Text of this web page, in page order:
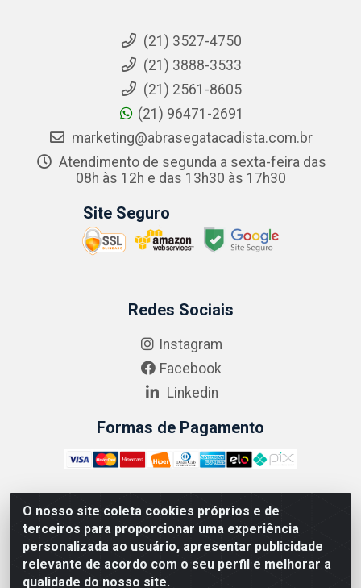
O nosso site coleta cookies próprios e de
terceiros para proporcionar uma experiência
personalizada ao usuário, apresentar publicidade
relevante de acordo com o seu perfil e melhorar a
qualidade do nosso site.
(21) 3527-4750
(21) 3888-3533
(21) 2561-8605
(21) 96471-2691
marketing@abrasegatacadista.com.br
Atendimento de segunda a sexta-feira das
08h às 12h e das 13h30 às 17h30
Site Seguro
Redes Sociais
Instagram
Facebook
Linkedin
Formas de Pagamento
ABRASEG COMÉRCIO ATACADISTA LTDA - CNPJ:
10.894.768/0001-00 - Avenida Lobo Júnior, 1045 -
Penha Circular - Rio de Janeiro - RJ - CEP 21020-124